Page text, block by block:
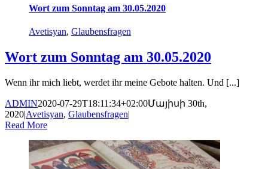
Wort zum Sonntag am 30.05.2020
Avetisyan, Glaubensfragen
Wort zum Sonntag am 30.05.2020
Wenn ihr mich liebt, werdet ihr meine Gebote halten. Und [...]
ADMIN2020-07-29T18:11:34+02:00Մայիսի 30th,
2020|Avetisyan, Glaubensfragen|
Read More